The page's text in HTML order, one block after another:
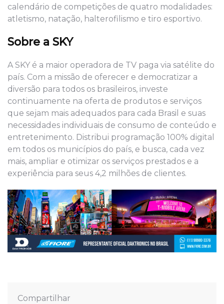
calendário de competições de quatro modalidades:
atletismo, natação, halterofilismo e tiro esportivo.
Sobre a SKY
A SKY é a maior operadora de TV paga via satélite do
país. Com a missão de oferecer e democratizar a
diversão para todos os brasileiros, investe
continuamente na oferta de produtos e serviços
que sejam mais adequados para cada Brasil e suas
necessidades individuais de consumo de conteúdo e
entretenimento. Distribui programação 100% digital
em todos os municípios do país, e busca, cada vez
mais, ampliar e otimizar os serviços prestados e a
experiência para seus 4,2 milhões de clientes.
Compartilhar